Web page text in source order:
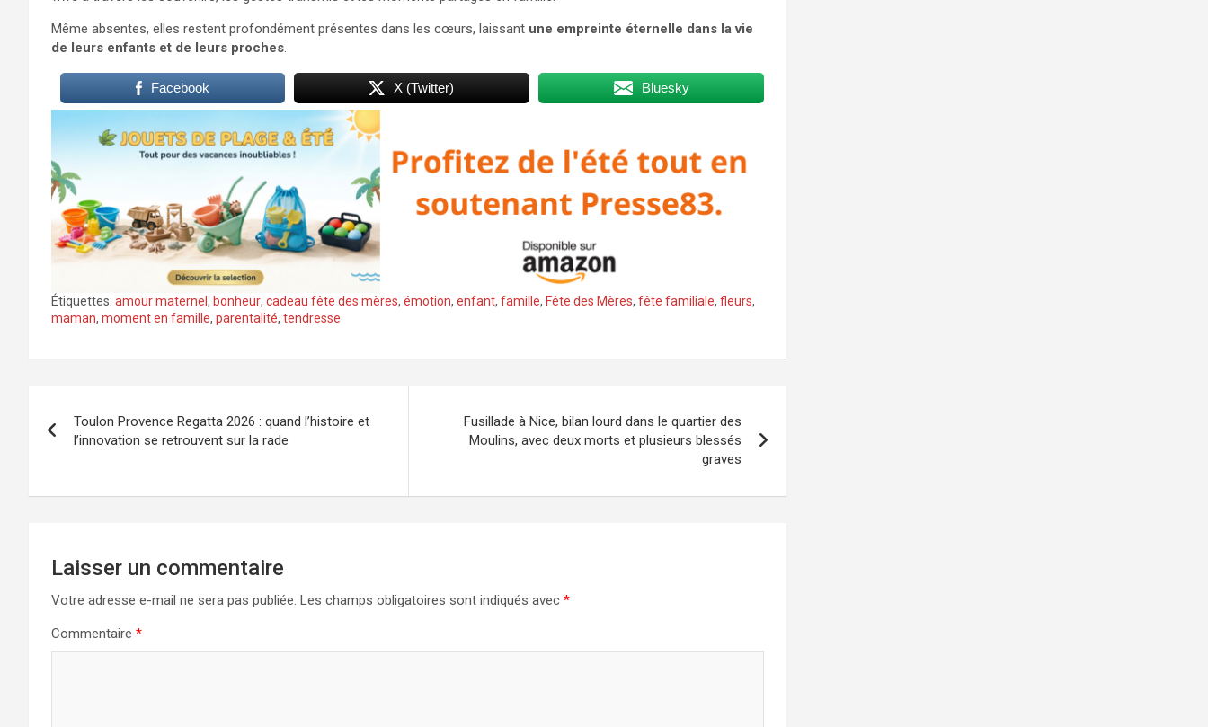
Même absentes, elles restent profondément présentes dans les cœurs, laissant une empreinte éternelle dans la vie
de leurs enfants et de leurs proches.
Facebook X (Twitter) Bluesky
Étiquettes: amour maternel , bonheur, cadeau fête des mères, émotion, enfant, famille, Fête des Mères, fête familiale, fleurs,
maman, moment en famille, parentalité, tendresse
de
Toulon Provence Regatta 2026 : quand l’histoire et
l’innovation se retrouvent sur la rade
Fusillade à Nice, bilan lourd dans le quartier des
Moulins, avec deux morts et plusieurs blessés
graves
Laisser un commentaire
Votre adresse e-mail ne sera pas publiée. Les champs obligatoires sont indiqués avec *
Commentaire *